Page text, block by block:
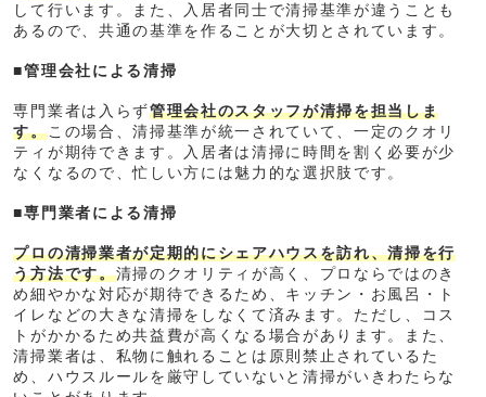
して行います。また、入居者同士で清掃基準が違うことも
あるので、共通の基準を作ることが大切とされています。
■管理会社による清掃
専門業者は入らず管理会社のスタッフが清掃を担当しま
す。この場合、清掃基準が統一されていて、一定のクオリ
ティが期待できます。入居者は清掃に時間を割く必要が少
なくなるので、忙しい方には魅力的な選択肢です。
■専門業者による清掃
プロの清掃業者が定期的にシェアハウスを訪れ、清掃を行
う方法です。清掃のクオリティが高く、プロならではのき
め細やかな対応が期待できるため、キッチン・お風呂・ト
イレなどの大きな清掃をしなくて済みます。ただし、コス
トがかかるため共益費が高くなる場合があります。また、
清掃業者は、私物に触れることは原則禁止されているた
め、ハウスルールを厳守していないと清掃がいきわたらな